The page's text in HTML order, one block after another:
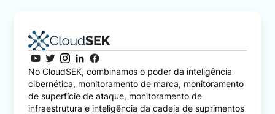
No CloudSEK, combinamos o poder da inteligência
cibernética, monitoramento de marca, monitoramento
de superfície de ataque, monitoramento de
infraestrutura e inteligência da cadeia de suprimentos